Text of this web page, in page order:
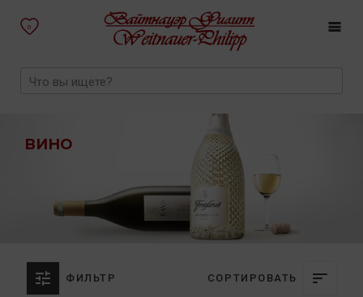
0
ВИНО
ФИЛЬТР СОРТИРОВАТЬ